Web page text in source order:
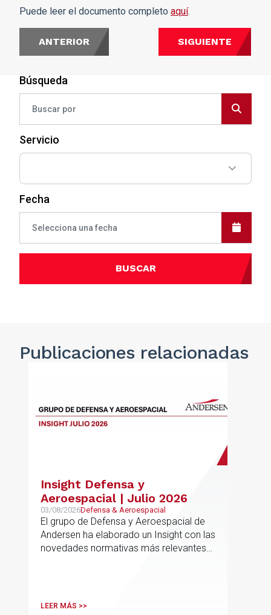
Búsqueda
Servicio
Fecha
BUSCAR
Puede leer el documento completo aquí.
ANTERIOR SIGUIENTE
Publicaciones relacionadas
Insight Defensa y
Aeroespacial | Julio 2026
03/08/2026Defensa & Aeroespacial
El grupo de Defensa y Aeroespacial de
Andersen ha elaborado un Insight con las
novedades normativas más relevantes
LEER MÁS >>